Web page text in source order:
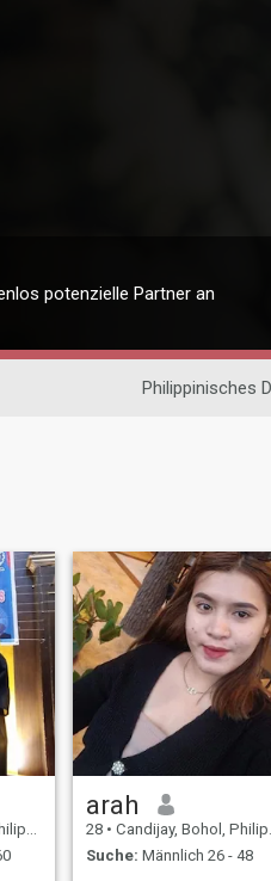
potenzielle Partner an
Philippinisches
arah
28 • Candijay, Bohol, Philippinen
Suche: Männlich 26 - 48